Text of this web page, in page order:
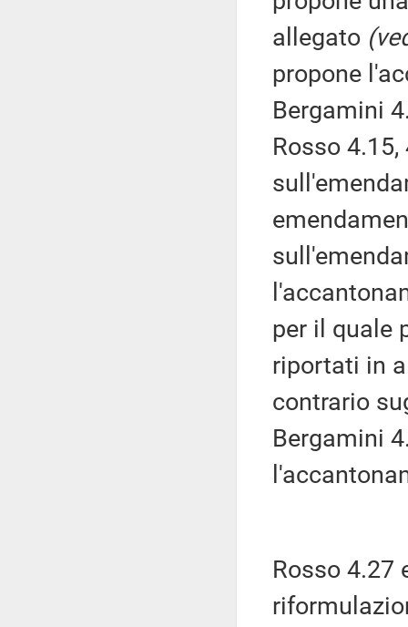
allegato
propone
Bergamini
Rosso
per il quale
riportati in
contrario
Bergamini
Rosso 4.27